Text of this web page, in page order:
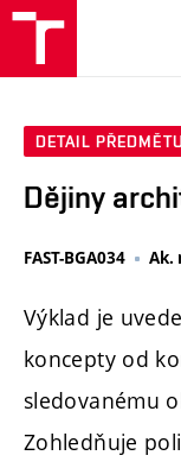
DETAIL
Dějiny
FAST-BGA034 Ak.
Výklad je
koncepty od
sledovanému
Zohledňuje